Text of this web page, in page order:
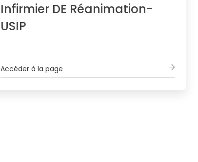
Infirmier DE Réanimation-
USIP
Accéder à la page